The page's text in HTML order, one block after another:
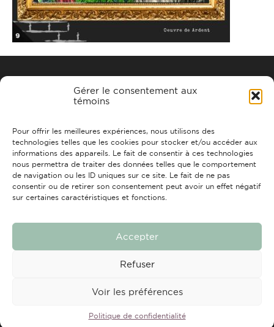
Gérer le consentement aux
témoins
Pour offrir les meilleures expériences, nous utilisons des
technologies telles que les cookies pour stocker et/ou accéder aux
informations des appareils. Le fait de consentir à ces technologies
nous permettra de traiter des données telles que le comportement
de navigation ou les ID uniques sur ce site. Le fait de ne pas
consentir ou de retirer son consentement peut avoir un effet négatif
sur certaines caractéristiques et fonctions.
Accepter
Refuser
Voir les préférences
Politique de confidentialité
221, rue Tessier, Chicoutimi (QC)
G7H 4Z5
info@strchic.com
ACCUEIL À PROPOS CONTACTS
Conception et réalisation :Nubee